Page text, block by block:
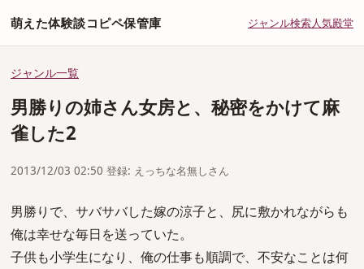
萌えた体験談コピペ保管庫 ジャンル検索人気殿堂
ジャンル一覧
男勝りの姉さん女房と、秘密をかけて麻
雀した2
2013/12/03 02:50 登録: えっちな名無しさん
男勝りで、サバサバした嫁の涼子と、尻に敷かれながらも
俺は幸せな毎日を送っていた。
子供も小学生になり、俺の仕事も順調で、不安なことは何